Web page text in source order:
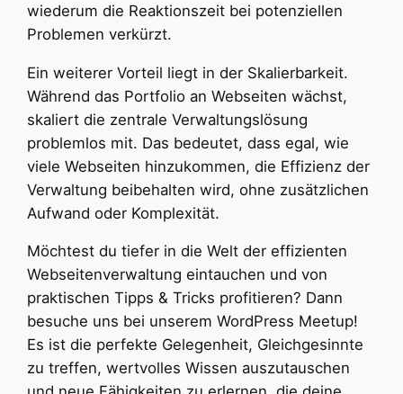
wiederum die Reaktionszeit bei potenziellen
Problemen verkürzt.
Ein weiterer Vorteil liegt in der Skalierbarkeit.
Während das Portfolio an Webseiten wächst,
skaliert die zentrale Verwaltungslösung
problemlos mit. Das bedeutet, dass egal, wie
viele Webseiten hinzukommen, die Effizienz der
Verwaltung beibehalten wird, ohne zusätzlichen
Aufwand oder Komplexität.
Möchtest du tiefer in die Welt der effizienten
Webseitenverwaltung eintauchen und von
praktischen Tipps & Tricks profitieren? Dann
besuche uns bei unserem WordPress Meetup!
Es ist die perfekte Gelegenheit, Gleichgesinnte
zu treffen, wertvolles Wissen auszutauschen